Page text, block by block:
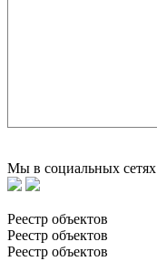
Мы в социальных сетях
Реестр объектов
Реестр объектов
Реестр объектов